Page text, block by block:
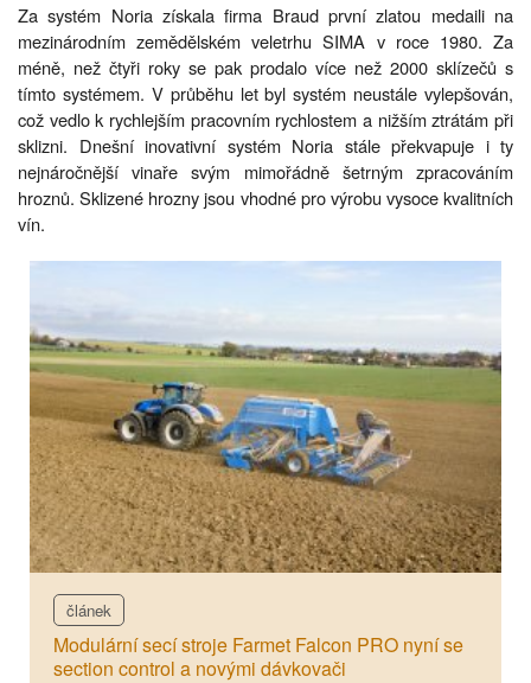
Za systém Noria získala firma Braud první zlatou medaili na
mezinárodním zemědělském veletrhu SIMA v roce 1980. Za
méně, než čtyři roky se pak prodalo více než 2000 sklízečů s
tímto systémem. V průběhu let byl systém neustále vylepšován,
což vedlo k rychlejším pracovním rychlostem a nižším ztrátám při
sklizni. Dnešní inovativní systém Noria stále překvapuje i ty
nejnáročnější vinaře svým mimořádně šetrným zpracováním
hroznů. Sklizené hrozny jsou vhodné pro výrobu vysoce kvalitních
vín.
článek
Modulární secí stroje Farmet Falcon PRO nyní se
section control a novými dávkovači